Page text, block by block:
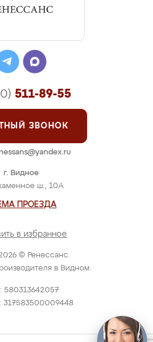
© Ренессанс.
в Видном.
580313642057
317583500009448
г. Видное
ш., 10А
ПРОЕЗДА
в избранное
511-89-55
ЗВОНОК